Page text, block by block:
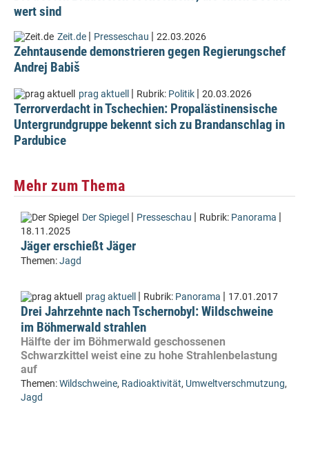
wert sind
Zeit.de | Presseschau | 22.03.2026
Zehntausende demonstrieren gegen Regierungschef
Andrej Babiš
prag aktuell | Rubrik: Politik | 20.03.2026
Terrorverdacht in Tschechien: Propalästinensische
Untergrundgruppe bekennt sich zu Brandanschlag in
Pardubice
Mehr zum Thema
Der Spiegel | Presseschau | Rubrik: Panorama |
18.11.2025
Jäger erschießt Jäger
Themen:Jagd
prag aktuell | Rubrik: Panorama | 17.01.2017
Drei Jahrzehnte nach Tschernobyl: Wildschweine
im Böhmerwald strahlen
Hälfte der im Böhmerwald geschossenen
Schwarzkittel weist eine zu hohe Strahlenbelastung
auf
Themen:Wildschweine, Radioaktivität, Umweltverschmutzung,
Jagd